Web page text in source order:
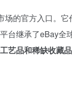
场的官方入口。它
台继承了eBay全
艺品和稀缺收藏品